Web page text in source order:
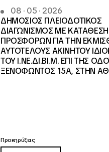
08 · 05 · 2026
ΔΗΜΟΣΙΟΣ ΠΛΕΙΟΔΟΤΙΚΟΣ
ΔΙΑΓΩΝΙΣΜΟΣ ΜΕ
ΠΡΟΣΦΟΡΩΝ ΓΙΑ ΤΗΝ
ΑΥΤΟΤΕΛΟΥΣ ΑΚΙΝΗΤΟΥ
ΤΟΥ Ι.ΝΕ.ΔΙ.ΒΙ.Μ. ΕΠΙ ΤΗΣ
ΞΕΝΟΦΩΝΤΟΣ 15Α, ΣΤΗΝ
Προκηρύξεις